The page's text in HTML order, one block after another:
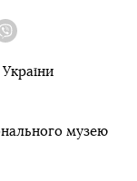
Viber
України
музею